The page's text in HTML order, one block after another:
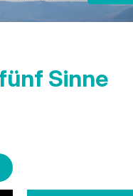
Sinne